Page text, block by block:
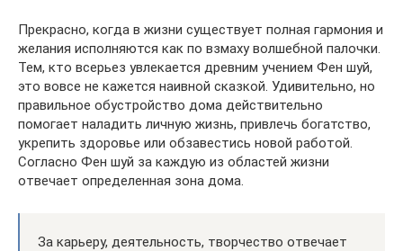
Прекрасно, когда в жизни существует полная гармония и
желания исполняются как по взмаху волшебной палочки.
Тем, кто всерьез увлекается древним учением Фен шуй,
это вовсе не кажется наивной сказкой. Удивительно, но
правильное обустройство дома действительно
помогает наладить личную жизнь, привлечь богатство,
укрепить здоровье или обзавестись новой работой.
Согласно Фен шуй за каждую из областей жизни
отвечает определенная зона дома.
За карьеру, деятельность, творчество отвечает